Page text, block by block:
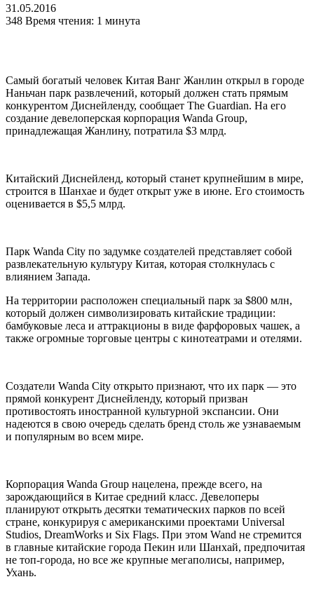
31.05.2016
348 Время чтения: 1 минута
Самый богатый человек Китая Ванг Жанлин открыл в городе
Наньчан парк развлечений, который должен стать прямым
конкурентом Диснейленду, сообщает The Guardian. На его
создание девелоперская корпорация Wanda Group,
принадлежащая Жанлину, потратила $3 млрд.
Китайский Диснейленд, который станет крупнейшим в мире,
строится в Шанхае и будет открыт уже в июне. Его стоимость
оценивается в $5,5 млрд.
Парк Wanda City по задумке создателей представляет собой
развлекательную культуру Китая, которая столкнулась с
влиянием Запада.
На территории расположен специальный парк за $800 млн,
который должен символизировать китайские традиции:
бамбуковые леса и аттракционы в виде фарфоровых чашек, а
также огромные торговые центры с кинотеатрами и отелями.
Создатели Wanda City открыто признают, что их парк — это
прямой конкурент Диснейленду, который призван
противостоять иностранной культурной экспансии. Они
надеются в свою очередь сделать бренд столь же узнаваемым
и популярным во всем мире.
Корпорация Wanda Group нацелена, прежде всего, на
зарождающийся в Китае средний класс. Девелоперы
планируют открыть десятки тематических парков по всей
стране, конкурируя с американскими проектами Universal
Studios, DreamWorks и Six Flags. При этом Wand не стремится
в главные китайские города Пекин или Шанхай, предпочитая
не топ-города, но все же крупные мегаполисы, например,
Ухань.